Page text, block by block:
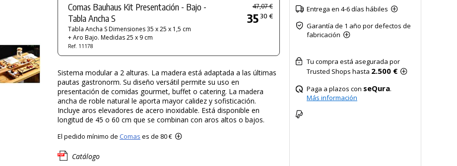
Comas Bauhaus Kit Presentación - Bajo -
Tabla Ancha S
Tabla Ancha S Dimensiones 35 x 25 x 1,5 cm
+ Aro Bajo. Medidas 25 x 9 cm
Ref. 11178
47,07 €
35 30 €
Sistema modular a 2 alturas. La madera está adaptada a las últimas
pautas gastronorm. Su diseño versátil permite su uso en
presentación de comidas gourmet, buffet o catering. La madera
ancha de roble natural le aporta mayor calidez y sofisticación.
Incluye aros elevadores de acero inoxidable. Está disponible en
longitud de 45 o 60 cm que se combinan con aros altos o bajos.
El pedido mínimo de Comas es de 80 €
Catálogo
Entrega en 4-6 días hábiles
Garantía de 1 año por defectos de
fabricación
Tu compra está asegurada por
Trusted Shops hasta 2.500 €
Paga a plazos con seQura.
Más información